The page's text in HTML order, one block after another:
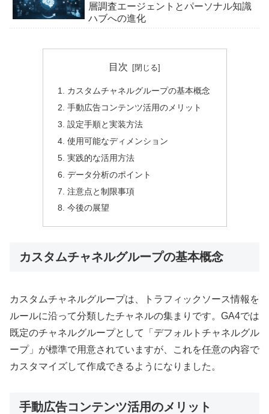
層調査エージェントとパーソナル知識
ハブへの進化
目次
カスタムチャネルグループの基本概念
手動広告コンテンツ活用のメリット
設定手順と実装方法
使用可能なディメンション
実践的な活用方法
データ分析のポイント
注意点と制限事項
今後の展望
カスタムチャネルグループの基本概念
カスタムチャネルグループは、トラフィックソース情報を
ルールに沿って分類したチャネルの集まりです。GA4では
既定のチャネルグループとして「デフォルトチャネルグル
ープ」が標準で用意されていますが、これを任意の内容で
カスタマイズして作成できるようになりました。
手動広告コンテンツ活用のメリット